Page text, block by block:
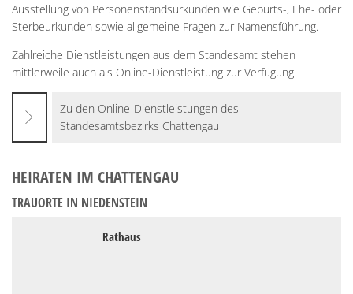
Ausstellung von Personenstandsurkunden wie Geburts-, Ehe- oder
Sterbeurkunden sowie allgemeine Fragen zur Namensführung.
Zahlreiche Dienstleistungen aus dem Standesamt stehen
mittlerweile auch als Online-Dienstleistung zur Verfügung.
Zu den Online-Dienstleistungen des
Standesamtsbezirks Chattengau
HEIRATEN IM CHATTENGAU
TRAUORTE IN NIEDENSTEIN
Rathaus